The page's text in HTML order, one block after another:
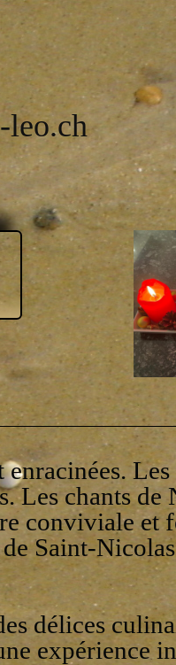
leo.ch
Les chants de
conviviale et
Saint-
délices
expérience